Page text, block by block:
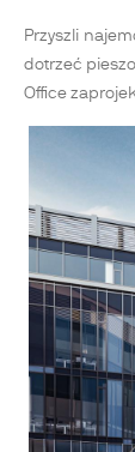
Przyszli
dotrzeć
Office